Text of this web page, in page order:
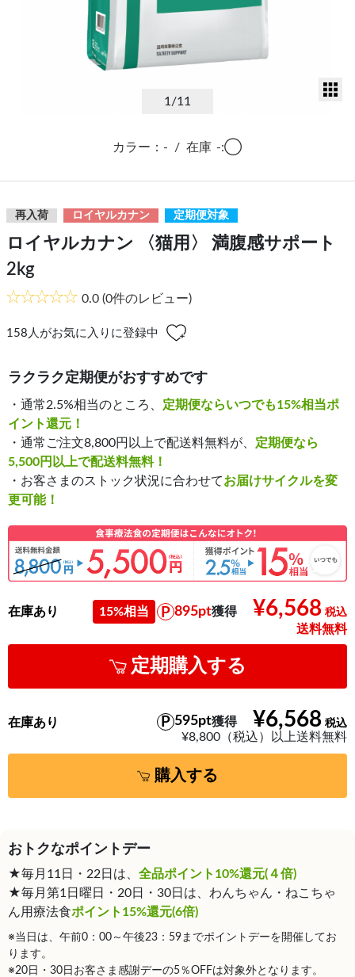
1 /11
カラー：- / 在庫 -:◯
再入荷 ロイヤルカナン 定期便対象
ロイヤルカナン 〈猫用〉 満腹感サポート
2kg
0.0 (0件のレビュー)
158 人がお気に入りに登録中
ラクラク定期便がおすすめです
・通常2.5%相当のところ、 定期便ならいつでも15%相当ポ
イント還元！
・通常ご注文8,800円以上で配送料無料が、 定期便なら
5,500円以上で配送料無料！
・お客さまのストック状況に合わせてお届けサイクルを変
更可能！
¥6,568
送料無料
15%相当 895pt獲得
在庫あり
定期購入する
¥6,568
595pt獲得
¥8,800（税込）以上送料無料
在庫あり
購入する
おトクなポイントデー
★毎月11日・22日は、 全品ポイント10%還元(４倍)
★毎月第1日曜日・20日・30日は、わんちゃん・ねこちゃ
ん用療法食ポイント15%還元(6倍)
※当日は、午前0：00～午後23：59までポイントデーを開催してお
ります。
※20日・30日お客さま感謝デーの5％OFFは対象外となります。